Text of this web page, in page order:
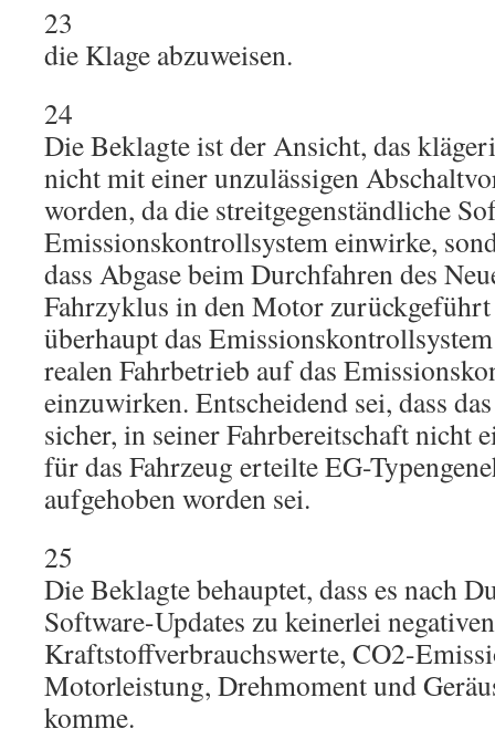
23
die Klage abzuweisen.
24
Die Beklagte ist der Ansicht, das
nicht mit einer unzulässigen
worden, da die streitgegenständliche
Emissionskontrollsystem einwirke,
dass Abgase beim Durchfahren des
Fahrzyklus in den Motor
überhaupt das
realen Fahrbetrieb auf das
einzuwirken. Entscheidend sei, dass
sicher, in seiner Fahrbereitschaft nicht
für das Fahrzeug erteilte EG-
aufgehoben worden sei.
25
Die Beklagte behauptet, dass es nach
Software-Updates zu keinerlei
Kraftstoffverbrauchswerte, CO2-
Motorleistung, Drehmoment und
komme.